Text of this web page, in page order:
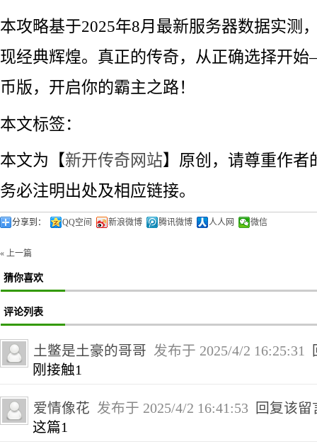
本攻略基于2025年8月最新服务器数据实测
现经典辉煌。真正的传奇，从正确选择开
币版，开启你的霸主之路！
本文标签：
本文为【新开传奇网站】原创，请尊重作者
务必注明出处及相应链接。
分享到： QQ空间 新浪微博 腾讯微博 人人网 微信
« 上一篇
猜你喜欢
评论列表
土鳖是土豪的哥哥 发布于 2025/4/2 16:25:31
刚接触1
爱情像花 发布于 2025/4/2 16:41:53
回复该留
这篇1